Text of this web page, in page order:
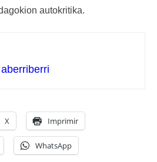
autokritika.
aberriberri
X Imprimir
WhatsApp